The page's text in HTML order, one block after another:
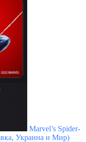
Marvel’s Spider-
Украина и Мир)